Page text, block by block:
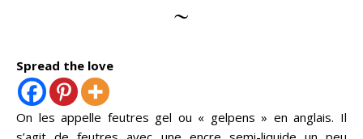
~
Spread the love
On les appelle feutres gel ou « gelpens » en anglais. Il